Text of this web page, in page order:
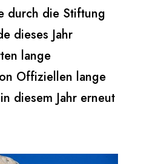
durch die Stiftung
dieses Jahr
lange
Offiziellen lange
diesem Jahr erneut